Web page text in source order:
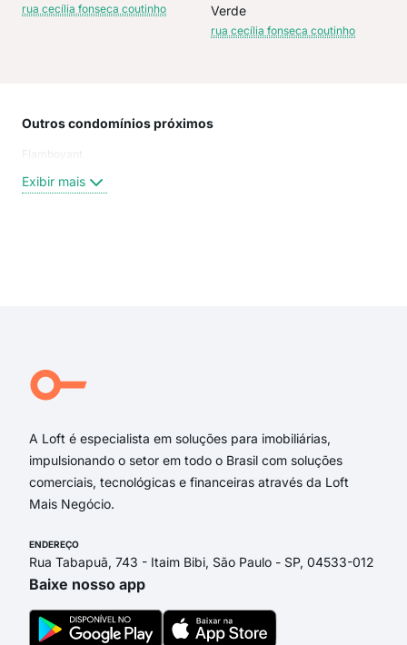
rua cecília fonseca coutinho
Verde
rua cecília fonseca coutinho
Outros condomínios próximos
Flamboyant
Exibir mais
A Loft é especialista em soluções para imobiliárias,
impulsionando o setor em todo o Brasil com soluções
comerciais, tecnológicas e financeiras através da Loft
Mais Negócio.
ENDEREÇO
Rua Tabapuã, 743 - Itaim Bibi, São Paulo - SP, 04533-012
Baixe nosso app